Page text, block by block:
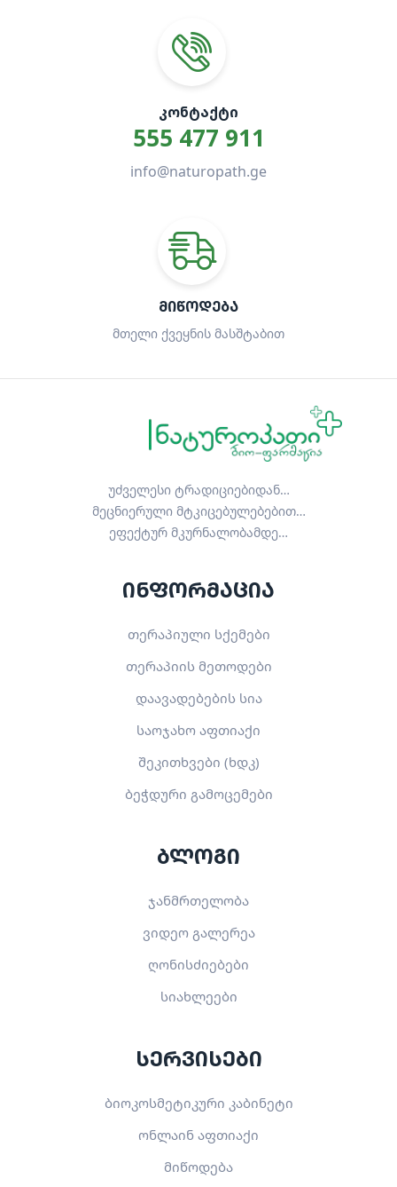
ᲙᲝᲜᲢᲐᲥᲢᲘ
555 477 911
info@naturopath.ge
ᲛᲘᲬᲝᲓᲔᲑᲐ
მთელი ქვეყნის მასშტაბით
უძველესი ტრადიციებიდან…
მეცნიერული მტკიცებულებებით…
ეფექტურ მკურნალობამდე…
ინფორმაცია
თერაპიული სქემები
თერაპიის მეთოდები
დაავადებების სია
საოჯახო აფთიაქი
შეკითხვები (ხდკ)
ბეჭდური გამოცემები
ბლოგი
ჯანმრთელობა
ვიდეო გალერეა
ღონისძიებები
სიახლეები
სერვისები
ბიოკოსმეტიკური კაბინეტი
ონლაინ აფთიაქი
მიწოდება